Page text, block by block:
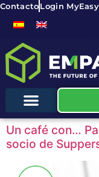
ContactoLogin
Un café con…
socio de